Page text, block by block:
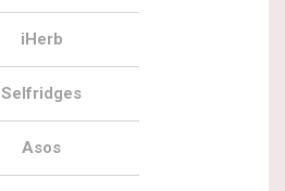
iHerb
Selfridges
Asos